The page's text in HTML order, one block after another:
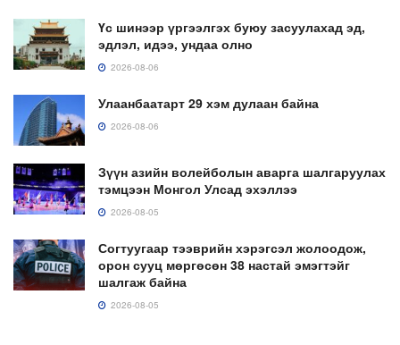
Үс шинээр үргээлгэх буюу засуулахад эд,
эдлэл, идээ, ундаа олно
2026-08-06
Улаанбаатарт 29 хэм дулаан байна
2026-08-06
Зүүн азийн волейболын аварга шалгаруулах
тэмцээн Монгол Улсад эхэллээ
2026-08-05
Согтуугаар тээврийн хэрэгсэл жолоодож,
орон сууц мөргөсөн 38 настай эмэгтэйг
шалгаж байна
2026-08-05